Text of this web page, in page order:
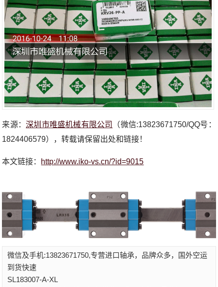
来源：深圳市唯盛机械有限公司
（微信:13823671750/QQ号：
1824406579），转载请保留出处和链接！
本文链接： http://www.iko-vs.cn/?id=9015
微信及手机:13823671750,专营进口轴承，品牌众多，国外空运
到货快速
SL183007-A-XL